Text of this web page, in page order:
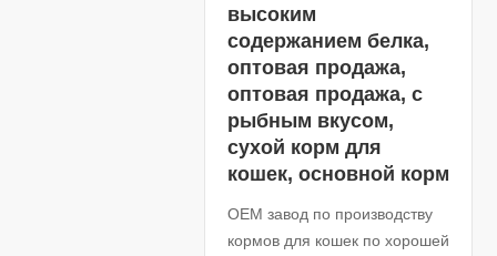
высоким
содержанием белка,
оптовая продажа,
оптовая продажа, с
рыбным вкусом,
сухой корм для
кошек, основной корм
OEM завод по производству
кормов для кошек по хорошей